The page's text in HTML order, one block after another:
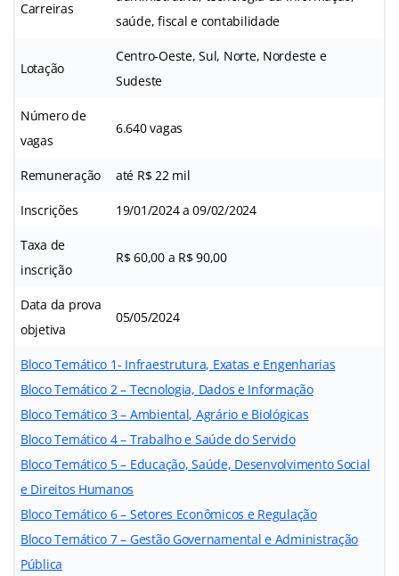
Carreiras
saúde, fiscal e contabilidade
Lotação
Centro-Oeste, Sul, Norte, Nordeste e
Sudeste
Número de
vagas
6.640 vagas
Remuneração até R$ 22 mil
Inscrições 19/01/2024 a 09/02/2024
Taxa de
inscrição
R$ 60,00 a R$ 90,00
Data da prova
objetiva
05/05/2024
Bloco Temático 1- Infraestrutura, Exatas e Engenharias
Bloco Temático 2 – Tecnologia, Dados e Informação
Bloco Temático 3 – Ambiental, Agrário e Biológicas
Bloco Temático 4 – Trabalho e Saúde do Servido
Bloco Temático 5 – Educação, Saúde, Desenvolvimento Social
e Direitos Humanos
Bloco Temático 6 – Setores Econômicos e Regulação
Bloco Temático 7 – Gestão Governamental e Administração
Pública